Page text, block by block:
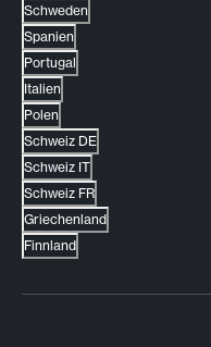
Schweden
Spanien
Portugal
Italien
Polen
Schweiz DE
Schweiz IT
Schweiz FR
Griechenland
Finnland